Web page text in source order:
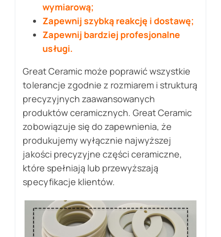
wymiarową;
Zapewnij szybką reakcję i dostawę;
Zapewnij bardziej profesjonalne
usługi.
Great Ceramic może poprawić wszystkie
tolerancje zgodnie z rozmiarem i strukturą
precyzyjnych zaawansowanych
produktów ceramicznych. Great Ceramic
zobowiązuje się do zapewnienia, że
produkujemy wyłącznie najwyższej
jakości precyzyjne części ceramiczne,
które spełniają lub przewyższają
specyfikacje klientów.